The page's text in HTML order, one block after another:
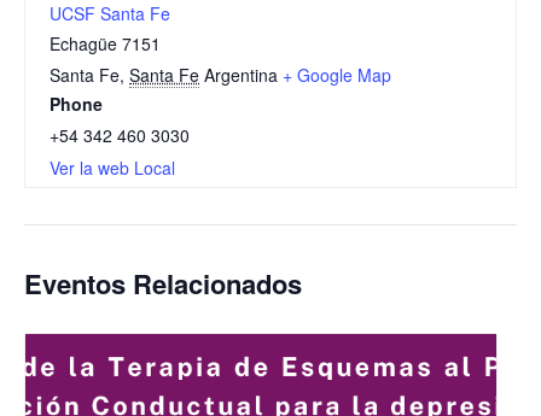
UCSF Santa Fe
Echagüe 7151
Santa Fe, Santa Fe Argentina + Google Map
Phone
+54 342 460 3030
Ver la web Local
Eventos Relacionados